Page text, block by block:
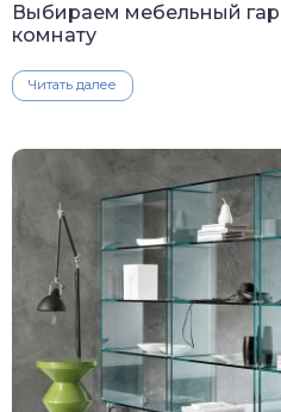
Выбираем мебельный
комнату
Читать далее